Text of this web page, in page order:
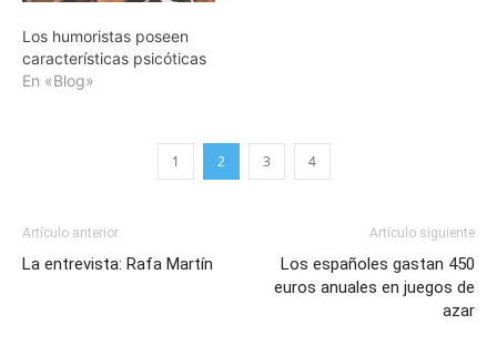
Los humoristas poseen
características psicóticas
En «Blog»
1 2 3 4
Artículo anterior
La entrevista: Rafa Martín
Artículo siguiente
Los españoles gastan 450
euros anuales en juegos de
azar